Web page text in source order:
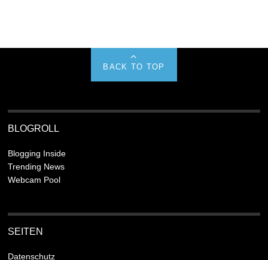
BACK TO TOP
BLOGROLL
Blogging Inside
Trending News
Webcam Pool
SEITEN
Datenschutz